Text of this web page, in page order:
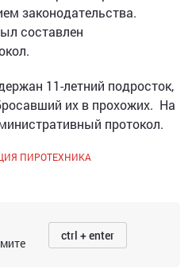
законодательства.
составлен
11-летний подросток,
их в прохожих. На
протокол.
ПИРОТЕХНИКА
ctrl + enter